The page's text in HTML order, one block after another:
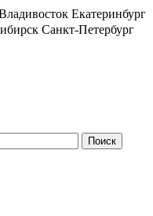
Екатеринбург
Санкт-Петербург